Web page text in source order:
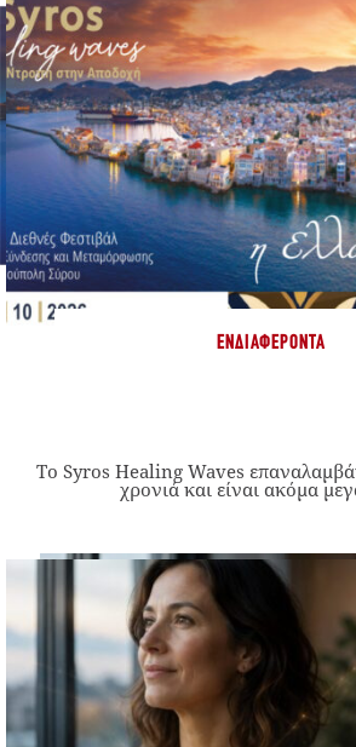
ΕΝΔΙΑΦΈΡΟΝΤΑ
Το Syros Healing Waves
χρονιά και είναι ακόμα